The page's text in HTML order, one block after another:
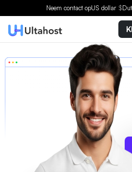
Neem contact opUS dollar $